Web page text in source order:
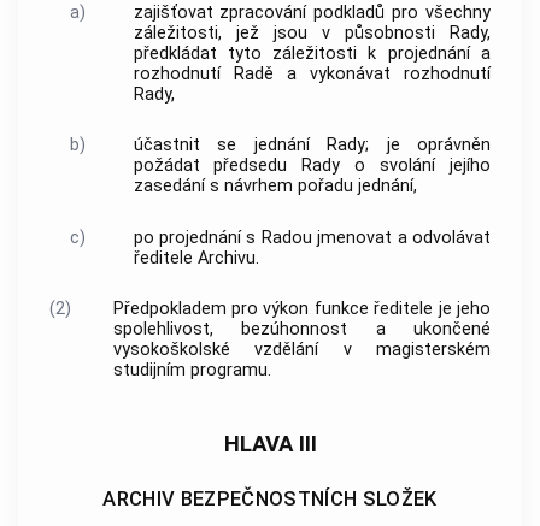
a)
zajišťovat zpracování podkladů pro všechny
záležitosti, jež jsou v působnosti Rady,
předkládat tyto záležitosti k projednání a
rozhodnutí Radě a vykonávat rozhodnutí
Rady,
b)
účastnit se jednání Rady; je oprávněn
požádat předsedu Rady o svolání jejího
zasedání s návrhem pořadu jednání,
c)
po projednání s Radou jmenovat a odvolávat
ředitele Archivu.
(2)
Předpokladem pro výkon funkce ředitele je jeho
spolehlivost,
bezúhonnost a ukončené
vysokoškolské vzdělání v magisterském
studijním programu.
HLAVA III
ARCHIV BEZPEČNOSTNÍCH SLOŽEK